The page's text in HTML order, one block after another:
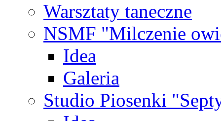
Warsztaty taneczne
NSMF "Milczenie
Idea
Galeria
Studio Piosenki